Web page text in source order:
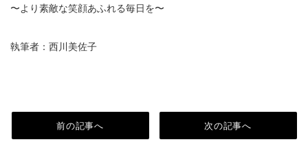
〜より素敵な笑顔あふれる毎日を〜
執筆者：西川美佐子
前の記事へ 次の記事へ